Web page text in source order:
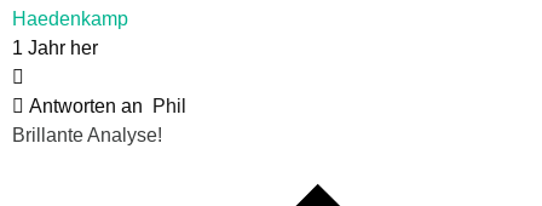
Haedenkamp
1 Jahr her
Antworten an
Phil
Brillante Analyse!